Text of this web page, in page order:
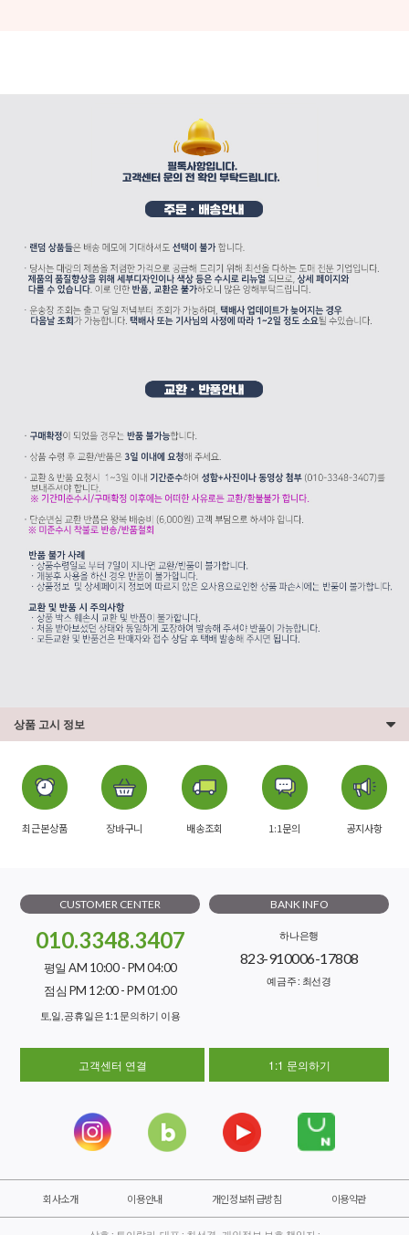
상품 고시 정보
최근본상품 장바구니 배송조회 1:1문의 공지사항
CUSTOMER CENTER
010.3348.3407
평일 AM 10:00 - PM 04:00
점심 PM 12:00 - PM 01:00
토,일, 공휴일은 1:1 문의하기 이용
BANK INFO
하나은행
823-910006-17808
예금주 : 최선경
고객센터 연결 1:1 문의하기
회사소개 이용안내 개인정보취급방침 이용약관